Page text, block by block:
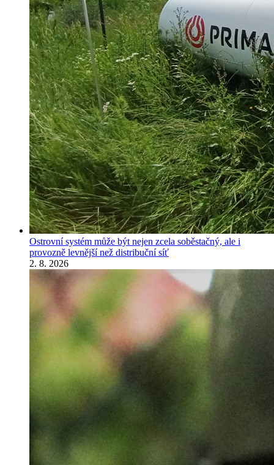
Ostrovní systém může být nejen zcela soběstačný, ale i
provozně levnější než distribuční síť
2. 8. 2026